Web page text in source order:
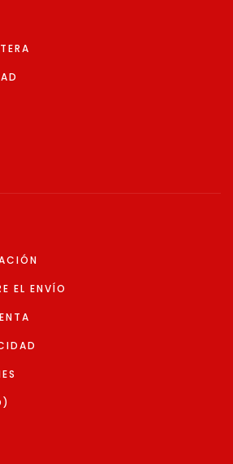
EL ENVÍO